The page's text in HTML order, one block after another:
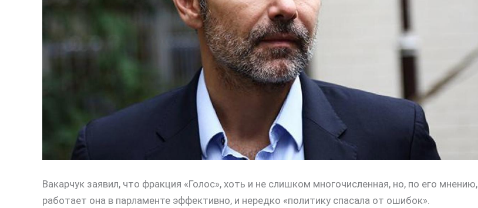
Вакарчук заявил, что фракция «Голос», хоть и не слишком многочисленная, но, по его мнению,
работает она в парламенте эффективно, и нередко «политику спасала от ошибок».